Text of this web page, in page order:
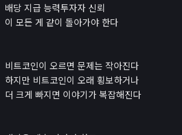
배당 지급 능력투자자 신뢰
이 모든 게 같이 돌아가야 한다
비트코인이 오르면 문제는 작아진다
하지만 비트코인이 오래 횡보하거나
더 크게 빠지면 이야기가 복잡해진다